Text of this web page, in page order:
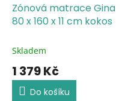
Zónová matrace Gina
80 x 160 x 11 cm kokos
Skladem
1 379 Kč
Do košíku